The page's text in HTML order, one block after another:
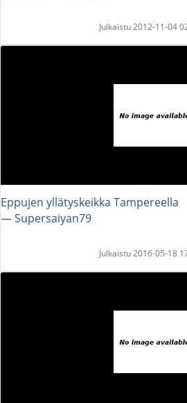
Julkaistu 2012-11-04
Eppujen yllätyskeikka Tampereella
― Supersaiyan79
Julkaistu 2016-05-18